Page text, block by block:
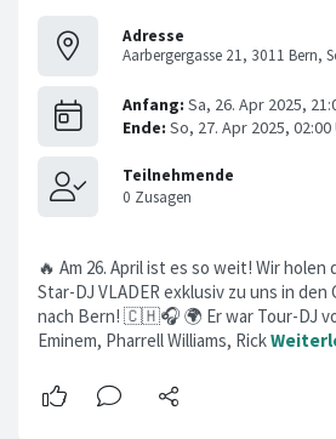
Adresse
Aarbergergasse 21, 3011 Bern,
🔥 Am 26. April ist es so weit! Wir
Star-DJ VLADER exklusiv zu uns in den
nach Bern! 🇨🇭🎧 🌍 Er war Tour-DJ
Eminem, Pharrell Williams, Rick